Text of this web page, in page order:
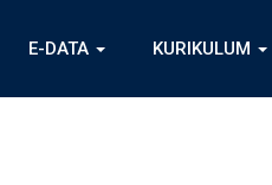
E-DATA KURIKULUM